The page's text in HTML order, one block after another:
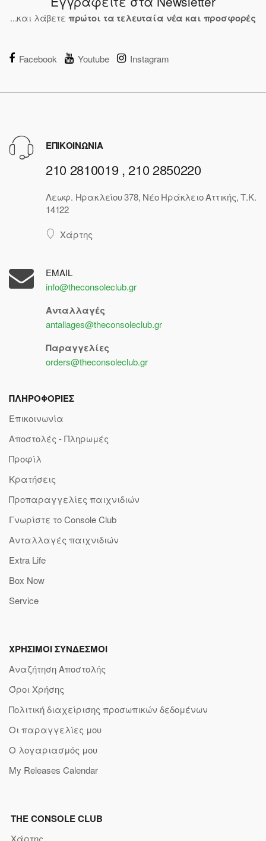
...και λάβετε πρώτοι τα τελευταία νέα και προσφορές
Facebook Youtube Instagram
ΕΠΙΚΟΙΝΩΝΙΑ
210 2810019 , 210 2850220
Λεωφ. Ηρακλείου 378, Νέο Ηράκλειο Αττικής, Τ.Κ.
14122
Χάρτης
EMAIL
info@theconsoleclub.gr
Ανταλλαγές
antallages@theconsoleclub.gr
Παραγγελίες
orders@theconsoleclub.gr
ΠΛΗΡΟΦΟΡΙΕΣ
Επικοινωνία
Αποστολές - Πληρωμές
Προφίλ
Κρατήσεις
Προπαραγγελίες παιχνιδιών
Γνωρίστε το Console Club
Ανταλλαγές παιχνιδιών
Extra Life
Box Now
Service
ΧΡΗΣΙΜΟΙ ΣΥΝΔΕΣΜΟΙ
Αναζήτηση Αποστολής
Όροι Χρήσης
Πολιτική διαχείρισης προσωπικών δεδομένων
Οι παραγγελίες μου
Ο λογαριασμός μου
My Releases Calendar
THE CONSOLE CLUB
Χάρτης